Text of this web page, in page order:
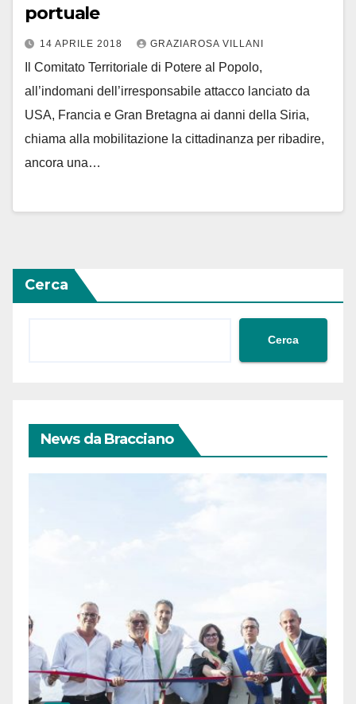
portuale
14 APRILE 2018 GRAZIAROSA VILLANI
Il Comitato Territoriale di Potere al Popolo,
all’indomani dell’irresponsabile attacco lanciato da
USA, Francia e Gran Bretagna ai danni della Siria,
chiama alla mobilitazione la cittadinanza per ribadire,
ancora una…
Cerca
Cerca
News da Bracciano